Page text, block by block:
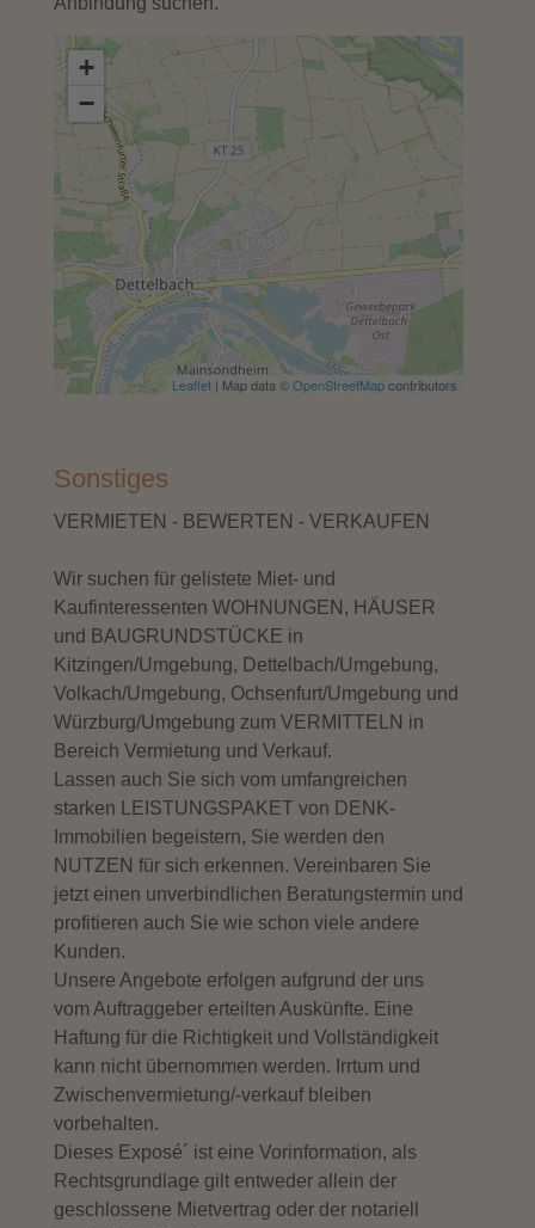
+
−
Leaflet | Map data ©OpenStreetMapcontributors
Sonstiges
VERMIETEN - BEWERTEN - VERKAUFEN
Wir suchen für gelistete Miet- und
Kaufinteressenten WOHNUNGEN, HÄUSER
und BAUGRUNDSTÜCKE in
Kitzingen/Umgebung, Dettelbach/Umgebung,
Volkach/Umgebung, Ochsenfurt/Umgebung und
Würzburg/Umgebung zum VERMITTELN in
Bereich Vermietung und Verkauf.
Lassen auch Sie sich vom umfangreichen
starken LEISTUNGSPAKET von DENK-
Immobilien begeistern, Sie werden den
NUTZEN für sich erkennen. Vereinbaren Sie
jetzt einen unverbindlichen Beratungstermin und
profitieren auch Sie wie schon viele andere
Kunden.
Unsere Angebote erfolgen aufgrund der uns
vom Auftraggeber erteilten Auskünfte. Eine
Haftung für die Richtigkeit und Vollständigkeit
kann nicht übernommen werden. Irrtum und
Zwischenvermietung/-verkauf bleiben
vorbehalten.
Dieses Exposé´ ist eine Vorinformation, als
Rechtsgrundlage gilt entweder allein der
geschlossene Mietvertrag oder der notariell